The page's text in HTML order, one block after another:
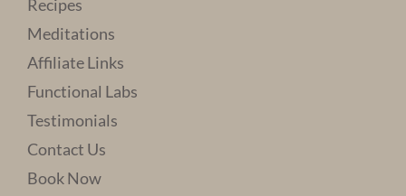
Recipes
Meditations
Affiliate Links
Functional Labs
Testimonials
Contact Us
Book Now